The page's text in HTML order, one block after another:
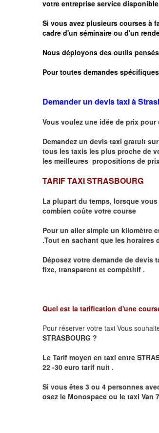
votre entreprise service
Si vous avez plusieurs courses à
cadre d'un séminaire ou d'un
Nous déployons des outils
Pour toutes demandes
Demander un devis taxi à
Vous voulez une idée de prix pour
Demandez un devis taxi gratuit sur
tous les taxis les plus proche de
les meilleures propositions de
TARIF TAXI STRASBOURG
La plupart du temps, lorsque
combien coûte votre course
Pour un aller simple un kilomètre
.Tout en sachant que les horaires
Déposez votre demande de devis
fixe, transparent et compétitif .
Quel est la tarification d'une
Pour réserver votre taxi Vous
STRASBOURG ?
Le Tarif moyen en taxi entre
22 -30 euro tarif nuit .
Si vous êtes 3 ou 4 personnes
osez le Monospace ou le taxi Van